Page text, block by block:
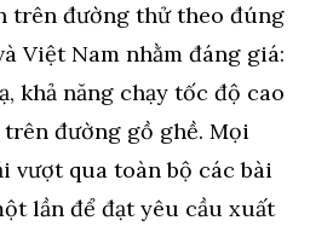
trên đường thử theo đúng
Việt Nam nhằm đáng giá:
khả năng chạy tốc độ cao
trên đường gồ ghề. Mọi
vượt qua toàn bộ các bài
lần để đạt yêu cầu xuất